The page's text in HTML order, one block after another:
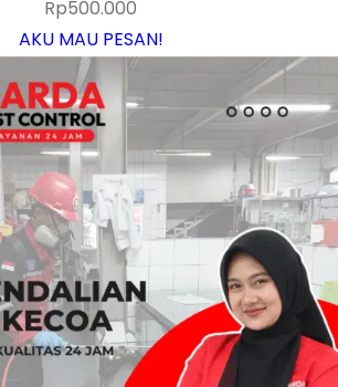
Rp500.000
AKU MAU PESAN!